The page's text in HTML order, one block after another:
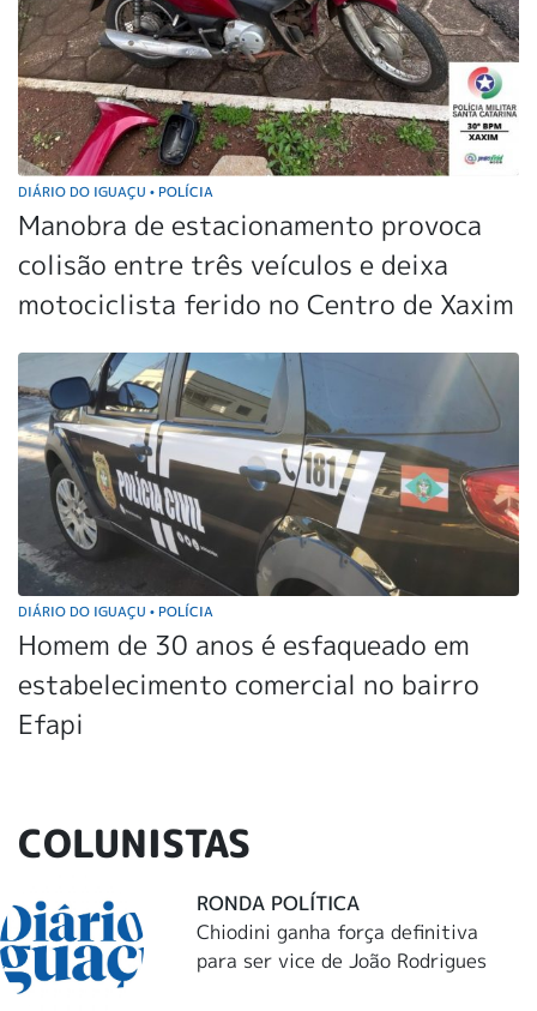
DIÁRIO DO IGUAÇU • POLÍCIA
Manobra de estacionamento provoca
colisão entre três veículos e deixa
motociclista ferido no Centro de Xaxim
DIÁRIO DO IGUAÇU • POLÍCIA
Homem de 30 anos é esfaqueado em
estabelecimento comercial no bairro
Efapi
COLUNISTAS
RONDA POLÍTICA
Chiodini ganha força definitiva
para ser vice de João Rodrigues